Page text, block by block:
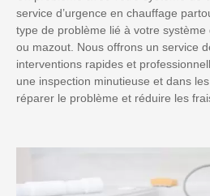
service d’urgence en chauffage
type de problème lié à votre
ou mazout. Nous offrons un service
interventions rapides et
une inspection minutieuse et dans
réparer le problème et réduire les